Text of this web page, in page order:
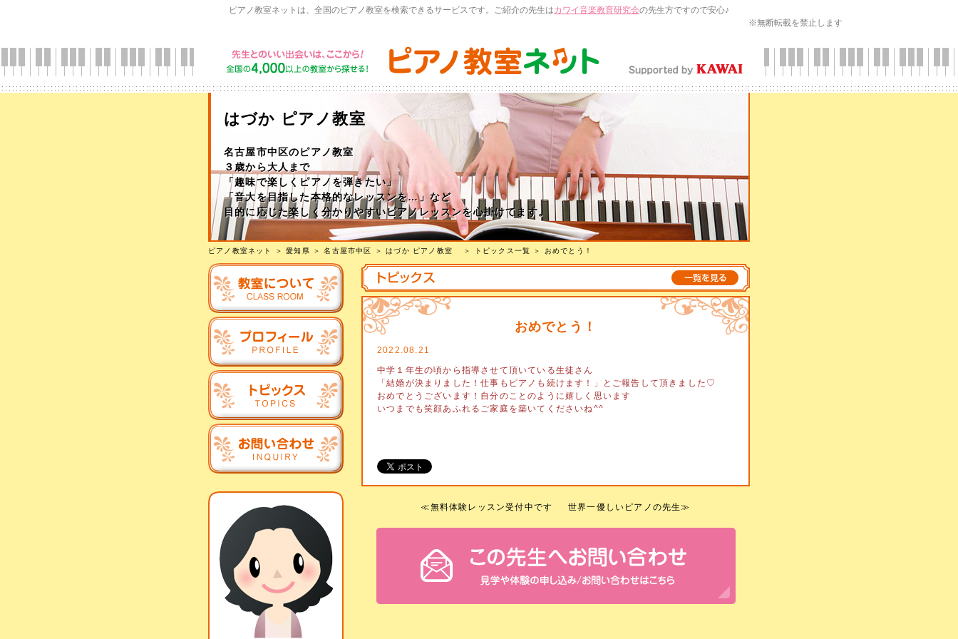
ピアノ教室ネットは、全国のピアノ教室を検索できるサービスです。ご紹介の先生はカワイ音楽教育研究会の先生方ですので安心♪
※無断転載を禁止します
はづか ピアノ教室
名古屋市中区のピアノ教室
３歳から大人まで
「趣味で楽しくピアノを弾きたい」
「音大を目指した本格的なレッスンを…」など
目的に応じた楽しく分かりやすいピアノレッスンを心掛けてます。
ピアノ教室ネット ＞愛知県 ＞名古屋市中区 ＞はづか ピアノ教室 ＞ トピックス一覧 ＞ おめでとう！
おめでとう！
2022.08.21
中学１年生の頃から指導させて頂いている生徒さん
「結婚が決まりました！仕事もピアノも続けます！」とご報告して頂きました♡
おめでとうございます！自分のことのように嬉しく思います
いつまでも笑顔あふれるご家庭を築いてくださいね^^
≪無料体験レッスン受付中です 世界一優しいピアノの先生≫